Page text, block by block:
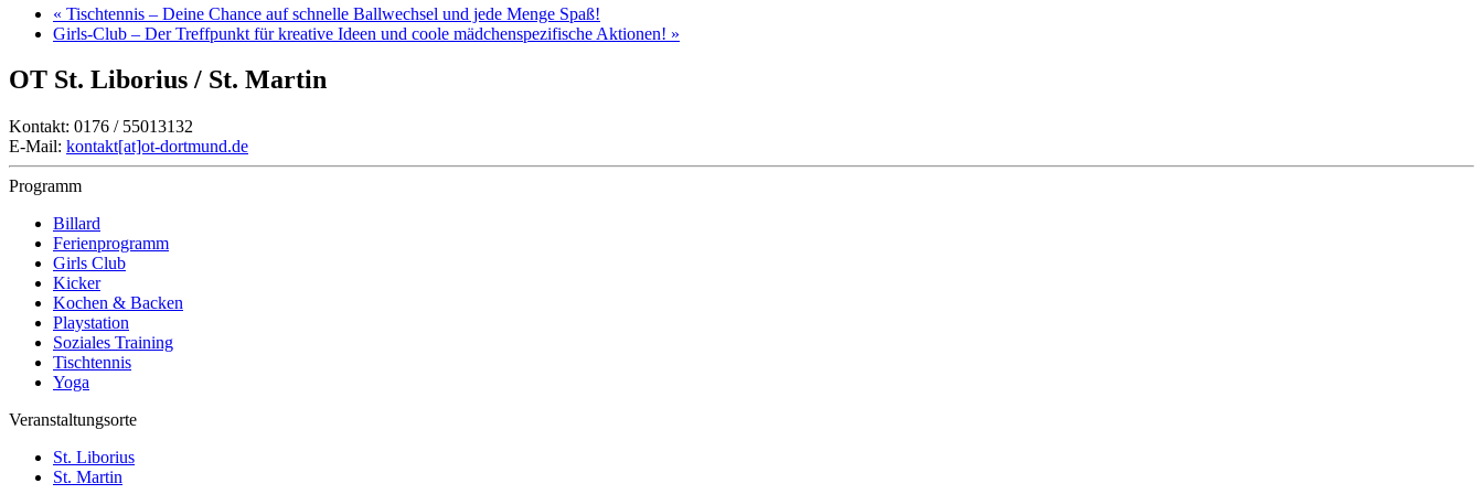
« Tischtennis – Deine Chance auf schnelle Ballwechsel und jede Menge Spaß!
Girls-Club – Der Treffpunkt für kreative Ideen und coole mädchenspezifische Aktionen! »
OT St. Liborius / St. Martin
Kontakt: 0176 / 55013132
E-Mail: kontakt[at]ot-dortmund.de
Programm
Billard
Ferienprogramm
Girls Club
Kicker
Kochen & Backen
Playstation
Soziales Training
Tischtennis
Yoga
Veranstaltungsorte
St. Liborius
St. Martin